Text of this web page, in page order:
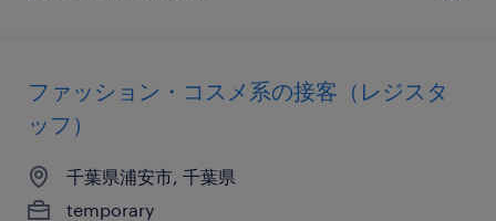
ファッション・コスメ系の接客（レジスタ
ッフ）
千葉県浦安市, 千葉県
temporary